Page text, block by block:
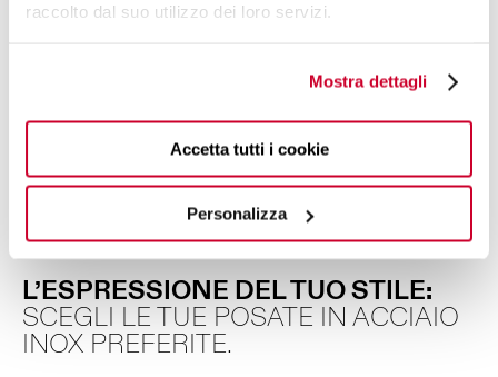
raccolto dal suo utilizzo dei loro servizi.
Mostra dettagli
Accetta tutti i cookie
Personalizza
L’ESPRESSIONE DEL TUO STILE:
SCEGLI LE TUE POSATE IN ACCIAIO
INOX PREFERITE.